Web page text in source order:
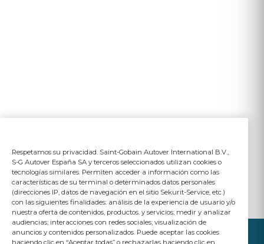
Respetamos su privacidad. Saint-Gobain Autover International B.V.,
S-G Autover España SA y terceros seleccionados utilizan cookies o
tecnologías similares. Permiten acceder a información como las
características de su terminal o determinados datos personales
(direcciones IP, datos de navegación en el sitio Sekurit-Service, etc.)
con las siguientes finalidades: análisis de la experiencia de usuario y/o
nuestra oferta de contenidos, productos. y servicios; medir y analizar
audiencias; interacciones con redes sociales; visualización de
anuncios y contenidos personalizados. Puede aceptar las cookies